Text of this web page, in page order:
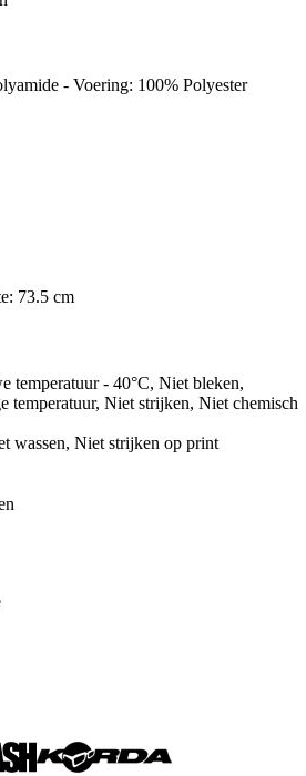
- Voering: 100% Polyester
73.5 cm
temperatuur - 40°C, Niet bleken,
temperatuur, Niet strijken, Niet chemisch
wassen, Niet strijken op print